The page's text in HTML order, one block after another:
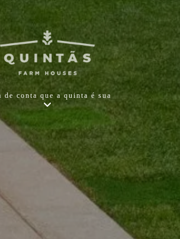
de conta que a quinta é sua